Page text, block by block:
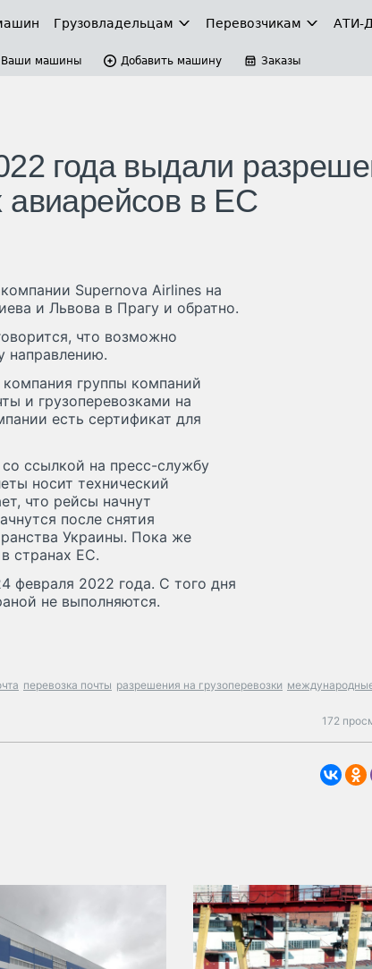
Грузовладельцам Перевозчикам АТИ-
Ваши машины Добавить машину Заказы
года выдали
авиарейсов в ЕС
Supernova Airlines на
и Львова в Прагу и обратно.
что возможно
направлению.
группы компаний
и грузоперевозками на
есть сертификат для
ссылкой на пресс-службу
носит технический
что рейсы начнут
после снятия
Украины. Пока же
странах ЕС.
февраля 2022 года. С того дня
не выполняются.
перевозка почты разрешения на грузоперевозки
172